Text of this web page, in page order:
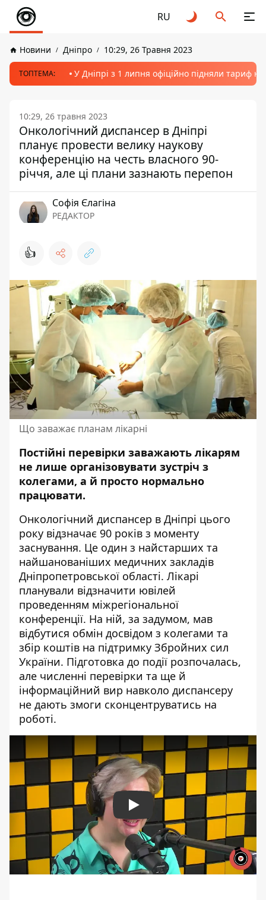
RU
Новини Дніпро 10:29, 26 Травня 2023
ТОПТЕМА: У Дніпрі з 1 липня офіційно підняли тариф
10:29, 26 травня 2023
Онкологічний диспансер в Дніпрі
планує провести велику наукову
конференцію на честь власного 90-
річчя, але ці плани зазнають перепон
Софія Єлагіна
РЕДАКТОР
👍
Що заважає планам лікарні
Постійні перевірки заважають лікарям
не лише організовувати зустріч з
колегами, а й просто нормально
працювати.
Онкологічний диспансер в Дніпрі цього
року відзначає 90 років з моменту
заснування. Це один з найстарших та
найшанованіших медичних закладів
Дніпропетровської області. Лікарі
планували відзначити ювілей
проведенням міжрегіональної
конференції. На ній, за задумом, мав
відбутися обмін досвідом з колегами та
збір коштів на підтримку Збройних сил
України. Підготовка до події розпочалась,
але численні перевірки та ще й
інформаційний вир навколо диспансеру
не дають змоги сконцентруватись на
роботі.
Play